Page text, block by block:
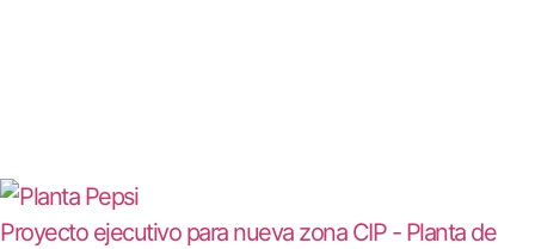
Proyecto ejecutivo para nueva zona CIP - Planta de